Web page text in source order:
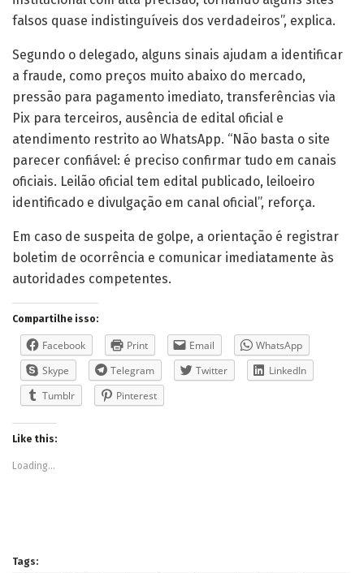
falsos quase indistinguíveis dos verdadeiros”, explica.
Segundo o delegado, alguns sinais ajudam a identificar
a fraude, como preços muito abaixo do mercado,
pressão para pagamento imediato, transferências via
Pix para terceiros, ausência de edital oficial e
atendimento restrito ao WhatsApp. “Não basta o site
parecer confiável: é preciso confirmar tudo em canais
oficiais. Leilão oficial tem edital publicado, leiloeiro
identificado e divulgação em canal oficial”, reforça.
Em caso de suspeita de golpe, a orientação é registrar
boletim de ocorrência e comunicar imediatamente às
autoridades competentes.
Compartilhe isso:
Facebook Print Email
WhatsApp
Skype
Telegram Twitter
LinkedIn
Tumblr
Pinterest
Like this:
Loading...
Tags: